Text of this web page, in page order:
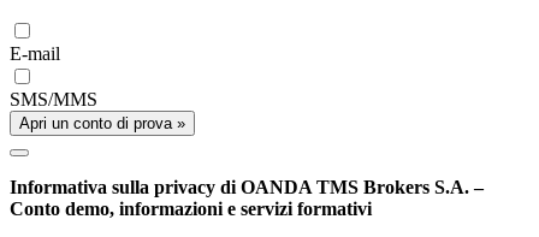
E-mail
SMS/MMS
Apri un conto di prova »
Informativa sulla privacy di OANDA TMS Brokers S.A. –
Conto demo, informazioni e servizi formativi